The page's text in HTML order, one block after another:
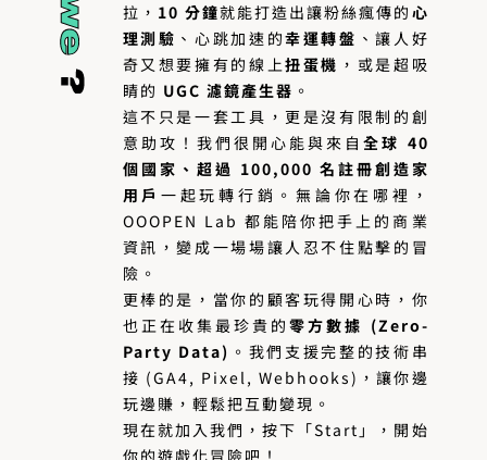
拉， 10 分鐘就能打造出讓粉絲瘋傳的 心
理測驗 、心跳加速的幸運轉盤 、讓人好
奇又想要擁有的線上扭蛋機 ，或是超吸
睛的 UGC 濾鏡產生器 。
這不只是一套工具，更是沒有限制的創
意助攻！我們很開心能與來自全球 40
個國家、超過 100,000 名註冊創造家
用戶 一起玩轉行銷。無論你在哪裡，
OOOPEN Lab 都能陪你把手上的商業
資訊，變成一場場讓人忍不住點擊的冒
險。
更棒的是，當你的顧客玩得開心時，你
也正在收集最珍貴的零方數據 (Zero-
Party Data) 。我們支援完整的技術串
接 (GA4, Pixel, Webhooks)，讓你邊
玩邊賺，輕鬆把互動變現。
現在就加入我們，按下「Start」，開始